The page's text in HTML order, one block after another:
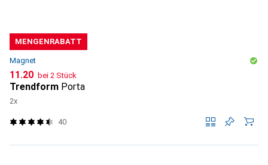
MENGENRABATT
Magnet
CHF
11.20 bei 2 Stück
Trendform Porta
2x
40